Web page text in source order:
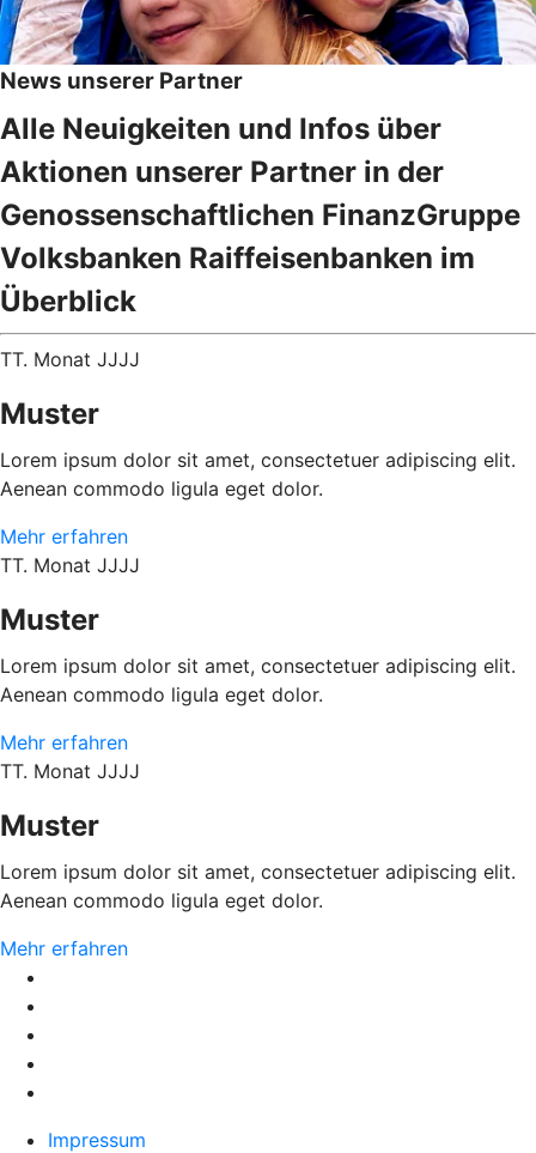
News unserer Partner
Alle Neuigkeiten und Infos über
Aktionen unserer Partner in der
Genossenschaftlichen FinanzGruppe
Volksbanken Raiffeisenbanken im
Überblick
TT. Monat JJJJ
Muster
Lorem ipsum dolor sit amet, consectetuer adipiscing elit.
Aenean commodo ligula eget dolor.
Mehr erfahren
TT. Monat JJJJ
Muster
Lorem ipsum dolor sit amet, consectetuer adipiscing elit.
Aenean commodo ligula eget dolor.
Mehr erfahren
TT. Monat JJJJ
Muster
Lorem ipsum dolor sit amet, consectetuer adipiscing elit.
Aenean commodo ligula eget dolor.
Mehr erfahren
Impressum